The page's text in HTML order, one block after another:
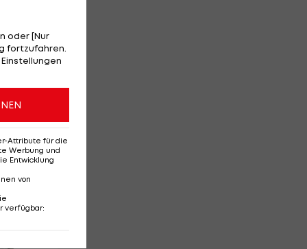
oder [Nur
fortzufahren.
Attribute für die
Werbung und
Entwicklung
von
verfügbar: